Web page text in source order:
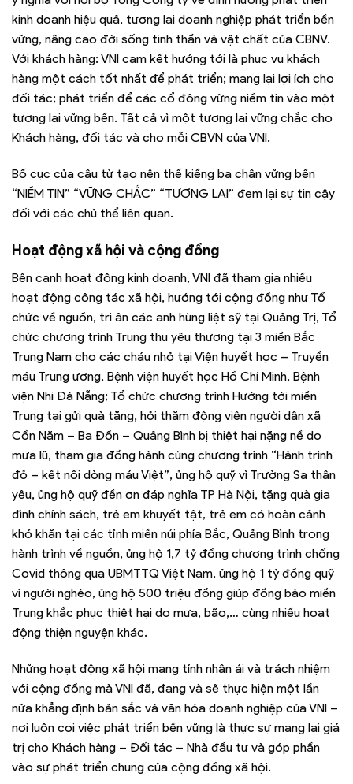
kinh doanh hiệu quả, tương lai doanh nghiệp phát triển bền
vững, nâng cao đời sống tinh thần và vật chất của CBNV.
Với khách hàng: VNI cam kết hướng tới là phục vụ khách
hàng một cách tốt nhất để phát triển; mang lại lợi ích cho
đối tác; phát triển để các cổ đông vững niềm tin vào một
tương lai vững bền. Tất cả vì một tương lai vững chắc cho
Khách hàng, đối tác và cho mỗi CBVN của VNI.
Bố cục của câu từ tạo nên thế kiềng ba chân vững bền
“NIỀM TIN” “VỮNG CHẮC” “TƯƠNG LAI” đem lại sự tin cậy
đối với các chủ thể liên quan.
Hoạt động xã hội và cộng đồng
Bên cạnh hoạt đông kinh doanh, VNI đã tham gia nhiều
hoạt động công tác xã hội, hướng tới cộng đồng như Tổ
chức về nguồn, tri ân các anh hùng liệt sỹ tại Quảng Trị, Tổ
chức chương trình Trung thu yêu thương tại 3 miền Bắc
Trung Nam cho các cháu nhỏ tại Viện huyết học – Truyền
máu Trung ương, Bệnh viện huyết học Hồ Chí Minh, Bệnh
viện Nhi Đà Nẵng; Tổ chức chương trình Hướng tới miền
Trung tại gửi quà tặng, hỏi thăm động viên người dân xã
Cồn Năm – Ba Đồn – Quảng Bình bị thiệt hại nặng nề do
mưa lũ, tham gia đồng hành cùng chương trình “Hành trình
đỏ – kết nối dòng máu Việt”, ủng hộ quỹ vì Trường Sa thân
yêu, ủng hộ quỹ đền ơn đáp nghĩa TP Hà Nội, tặng quà gia
đình chính sách, trẻ em khuyết tật, trẻ em có hoàn cảnh
khó khăn tại các tỉnh miền núi phía Bắc, Quảng Bình trong
hành trình về nguồn, ủng hộ 1,7 tỷ đồng chương trình chống
Covid thông qua UBMTTQ Việt Nam, ủng hộ 1 tỷ đồng quỹ
vì người nghèo, ủng hộ 500 triệu đồng giúp đồng bào miền
Trung khắc phục thiệt hại do mưa, bão,… cùng nhiều hoạt
động thiện nguyện khác.
Những hoạt động xã hội mang tính nhân ái và trách nhiệm
với cộng đồng mà VNI đã, đang và sẽ thực hiện một lần
nữa khẳng định bản sắc và văn hóa doanh nghiệp của VNI –
nơi luôn coi việc phát triển bền vững là thực sự mang lại giá
trị cho Khách hàng – Đối tác – Nhà đầu tư và góp phần
vào sự phát triển chung của cộng đồng xã hội.